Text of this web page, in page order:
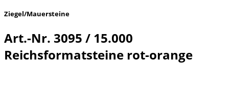
Ziegel/Mauersteine
Art.-Nr. 3095 / 15.000
Reichsformatsteine rot-orange